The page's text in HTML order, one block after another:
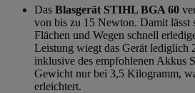
Das Blasgerät STIHL BGA 60
von bis zu 15 Newton. Damit lässt
Flächen und Wegen schnell
Leistung wiegt das Gerät lediglich
inklusive des empfohlenen Akkus
Gewicht nur bei 3,5 Kilogramm,
erleichtert.